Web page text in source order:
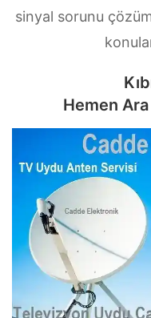
sinyal sorunu
Hemen Ara